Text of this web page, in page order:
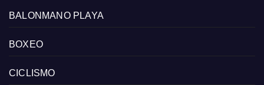
BALONMANO PLAYA
BOXEO
CICLISMO